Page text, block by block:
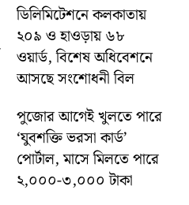
ডিলিমিটেশনে কলকাতায়
২০৯ ও হাওড়ায় ৬৮
ওয়ার্ড, বিশেষ অধিবেশনে
আসছে সংশোধনী বিল
পুজোর আগেই খুলতে পারে
‘যুবশক্তি ভরসা কার্ড’
পোর্টাল, মাসে মিলতে পারে
২,০০০-৩,০০০ টাকা